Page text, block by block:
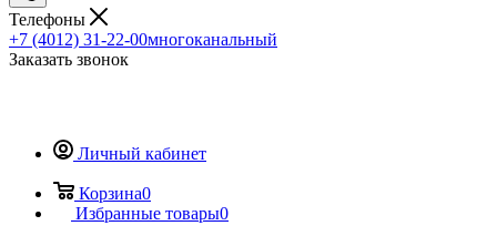
Телефоны
+7 (4012) 31-22-00многоканальный
Заказать звонок
Личный кабинет
Корзина0
Избранные товары0